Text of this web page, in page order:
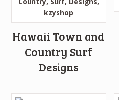
Hawaii Town and
Country Surf
Designs